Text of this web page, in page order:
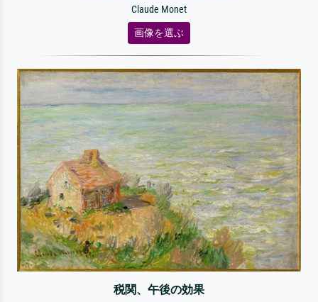
Claude Monet
画像を選ぶ
税関、午後の効果